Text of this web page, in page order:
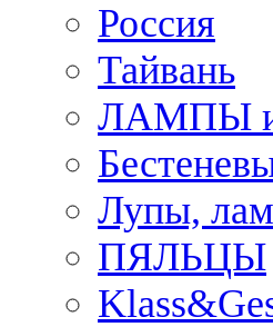
Россия
Тайвань
ЛАМПЫ
Лупы,
ПЯЛЬЦЫ